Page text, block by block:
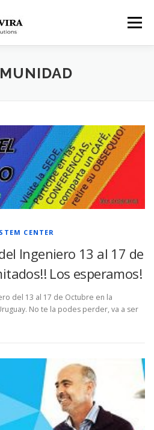
Menú
SOBRE MI
CENTER
Ingeniero 13 al 17 de
Los esperamos!
del 13 al 17 de Octubre en la
No te la podes perder, va a ser